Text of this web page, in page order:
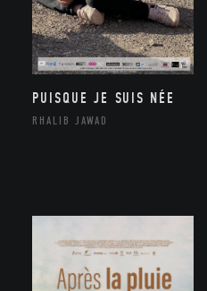
PUISQUE JE SUIS NÉE
RHALIB JAWAD